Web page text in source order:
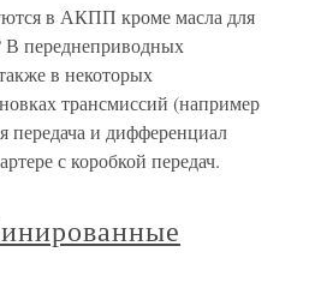
в АКПП кроме масла для
переднеприводных
в некоторых
трансмиссий (например
передача и дифференциал
с коробкой передач.